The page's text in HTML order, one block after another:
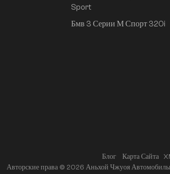
Sport
Бмв 3 Серии М Спорт 320i
Блог Карта Сайта
Авторские права © 2026 Аньхой Чжуоя